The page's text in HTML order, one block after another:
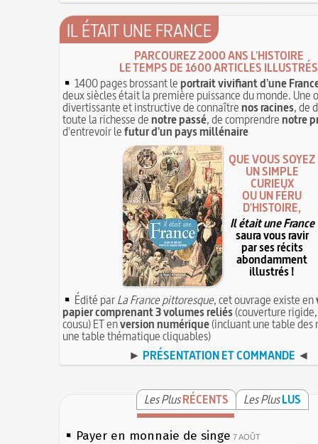
IL ÉTAIT UNE FRANCE
PARCOUREZ 2000 ANS L'HISTOIRE
LE TEMPS DE 1600 ARTICLES ILLUSTRÉS
1400 pages brossant leportrait vivifiant d'une
deux siècles était la première puissance du monde. Une
divertissante et instructive de connaîtrenos racines, de
toute la richesse denotre passé, de comprendrenotre
d'entrevoir lefutur d'un pays millénaire
QUE VOUS SOYEZ
UN SIMPLE
CURIEUX
OU UN FÉRU
D'HISTOIRE,
Il était une France
saura vous ravir
par ses récits
abondamment
illustrés !
Édité parLa France pittoresque, cet ouvrage existe en
papier comprenant 3 volumes reliés(couverture
cousu) ET enversion numérique(incluant une table des
une table thématique cliquables)
► PRÉSENTATION ET COMMANDE ◄
Les PlusRÉCENTS Les PlusLUS
Payer en monnaie de singe 7 AOÛT